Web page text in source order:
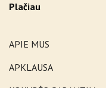
Plačiau
APIE MUS
APKLAUSA